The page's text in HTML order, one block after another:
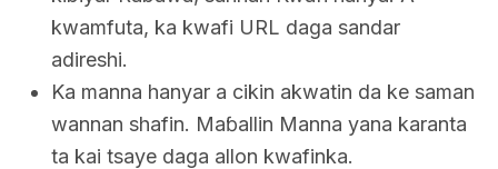
kwamfuta, ka kwafi URL daga sandar
adireshi.
Ka manna hanyar a cikin akwatin da ke saman
wannan shafin. Maɓallin Manna yana karanta
ta kai tsaye daga allon kwafinka.